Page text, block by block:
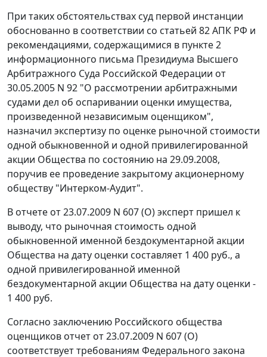
При таких обстоятельствах суд первой инстанции
обоснованно в соответствии со статьей 82 АПК РФ и
рекомендациями, содержащимися в пункте 2
информационного письма Президиума Высшего
Арбитражного Суда Российской Федерации от
30.05.2005 N 92 "О рассмотрении арбитражными
судами дел об оспаривании оценки имущества,
произведенной независимым оценщиком",
назначил экспертизу по оценке рыночной стоимости
одной обыкновенной и одной привилегированной
акции Общества по состоянию на 29.09.2008,
поручив ее проведение закрытому акционерному
обществу "Интерком-Аудит".
В отчете от 23.07.2009 N 607 (О) эксперт пришел к
выводу, что рыночная стоимость одной
обыкновенной именной бездокументарной акции
Общества на дату оценки составляет 1 400 руб., а
одной привилегированной именной
бездокументарной акции Общества на дату оценки -
1 400 руб.
Согласно заключению Российского общества
оценщиков отчет от 23.07.2009 N 607 (О)
соответствует требованиям Федерального закона